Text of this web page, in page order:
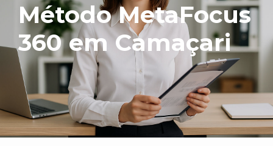
Método MetaFocus
360 em Camaçari